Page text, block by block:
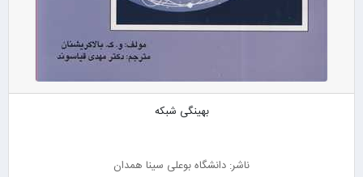
بهینگی شبکه
ناشر: دانشگاه بوعلی سینا همدان